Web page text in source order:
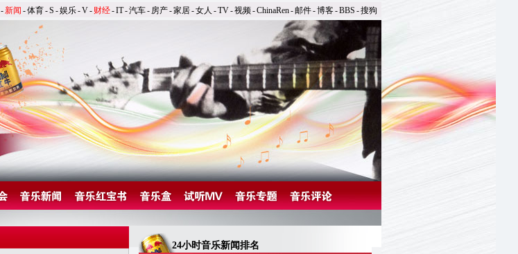
-新闻 -体育-S -娱乐-V- 财经-IT-汽车- 房产-家居-女人 -TV-视频-ChinaRen-邮件-博客-BBS -搜狗
24小时音乐新闻排名